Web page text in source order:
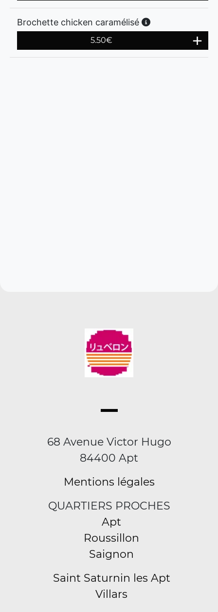
Brochette chicken caramélisé
5.50€
68 Avenue Victor Hugo
84400 Apt
Mentions légales
QUARTIERS PROCHES
Apt
Roussillon
Saignon
Saint Saturnin les Apt
Villars